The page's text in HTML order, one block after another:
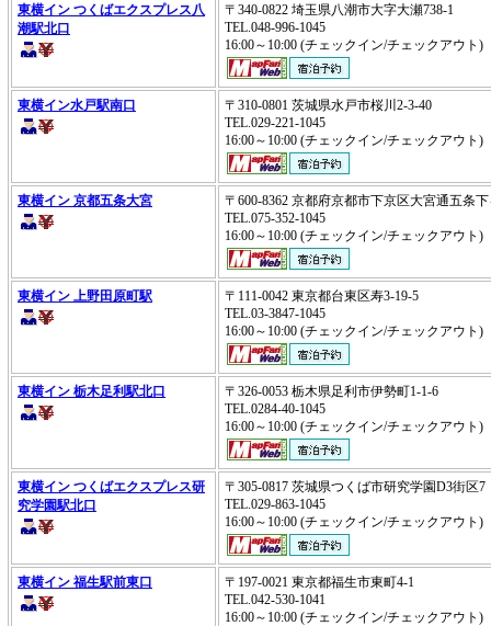
東横イン つくばエクスプレス八
潮駅北口
〒340-0822 埼玉県八潮市大字大瀬738-1
TEL.048-996-1045
16:00～10:00 (チェックイン/チェックアウ
東横イン水戸駅南口
〒310-0801 茨城県水戸市桜川2-3-40
TEL.029-221-1045
16:00～10:00 (チェックイン/チェックアウ
東横イン 京都五条大宮
〒600-8362 京都府京都市下京区大宮通五
TEL.075-352-1045
16:00～10:00 (チェックイン/チェックアウ
東横イン 上野田原町駅
〒111-0042 東京都台東区寿3-19-5
TEL.03-3847-1045
16:00～10:00 (チェックイン/チェックアウ
東横イン 栃木足利駅北口
〒326-0053 栃木県足利市伊勢町1-1-6
TEL.0284-40-1045
16:00～10:00 (チェックイン/チェックアウ
東横イン つくばエクスプレス研
究学園駅北口
〒305-0817 茨城県つくば市研究学園D3街
TEL.029-863-1045
16:00～10:00 (チェックイン/チェックアウ
東横イン 福生駅前東口
〒197-0021 東京都福生市東町4-1
TEL.042-530-1041
16:00～10:00 (チェックイン/チェックアウ